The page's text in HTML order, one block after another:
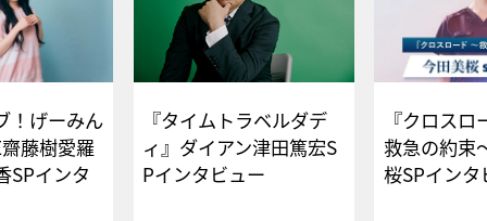
！げーみん
藤樹愛羅
SPインタ
『タイムトラベルダデ
ィ』ダイアン津田篤宏S
Pインタビュー
『クロス
救急の約束
桜SPイ